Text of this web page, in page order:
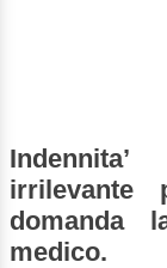
irrilevante
domanda
medico.